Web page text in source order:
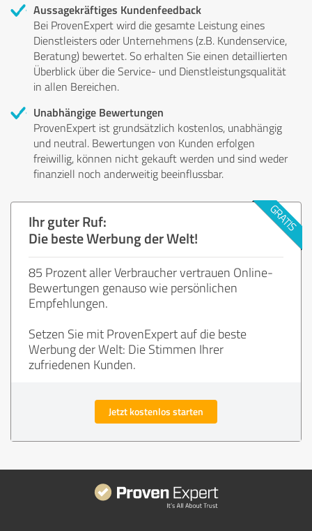
Aussagekräftiges Kundenfeedback
Bei ProvenExpert wird die gesamte Leistung eines
Dienstleisters oder Unternehmens (z.B. Kundenservice,
Beratung) bewertet. So erhalten Sie einen detaillierten
Überblick über die Service- und Dienstleistungsqualität
in allen Bereichen.
Unabhängige Bewertungen
ProvenExpert ist grundsätzlich kostenlos, unabhängig
und neutral. Bewertungen von Kunden erfolgen
freiwillig, können nicht gekauft werden und sind weder
finanziell noch anderweitig beeinflussbar.
Ihr guter Ruf:
Die beste Werbung der Welt!
85 Prozent aller Verbraucher vertrauen Online-
Bewertungen genauso wie persönlichen
Empfehlungen.
Setzen Sie mit ProvenExpert auf die beste
Werbung der Welt: Die Stimmen Ihrer
zufriedenen Kunden.
Jetzt kostenlos starten